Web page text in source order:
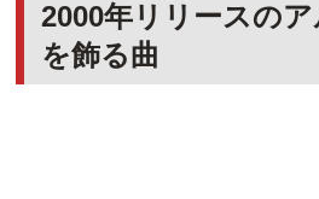
2000年リリースの
を飾る曲